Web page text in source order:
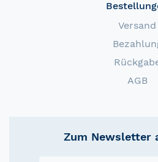
Versand
AGB
Zum Newsletter